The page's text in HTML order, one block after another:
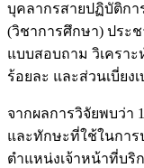
บุคลากรสายปฏิบัติกา
(วิชาการศึกษา) ประ
แบบสอบถาม วิเครา
ร้อยละ และส่วนเบี่ยง
จากผลการวิจัยพบว่า
และทักษะที่ใช้ในกา
ตำแหน่งเจ้าหน้าที่บริ